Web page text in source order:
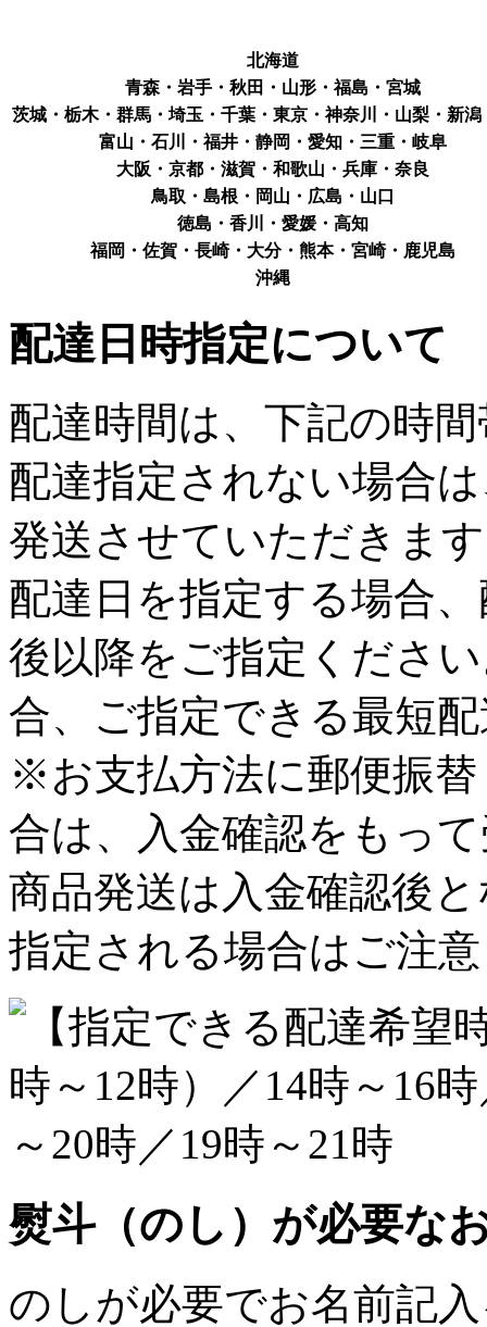
北海道
青森・岩手・秋田・山形・福島・宮城
茨城・栃木・群馬・埼玉・千葉・東京・神奈川・山梨・新潟
富山・石川・福井・静岡・愛知・三重・岐阜
大阪・京都・滋賀・和歌山・兵庫・奈良
鳥取・島根・岡山・広島・山口
徳島・香川・愛媛・高知
福岡・佐賀・長崎・大分・熊本・宮崎・鹿児島
沖縄
配達日時指定について
配達時間は、下記の時
配達指定されない場合
発送させていただきま
配達日を指定する場合
後以降をご指定くださ
合、ご指定できる最短
※お支払方法に郵便振
合は、入金確認をもっ
商品発送は入金確認後
指定される場合はご注
熨斗（のし）が必要な
のしが必要でお名前記